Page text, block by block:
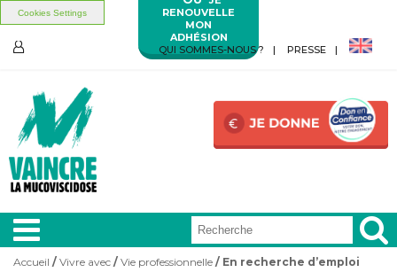
Cookies Settings
Aller au contenu principal
Aller au menu principal
RENOUVELLE
MON
ADHÉSION
QUI SOMMES-NOUS ?
PRESSE
Vous êtes ici
Accueil / Vivre avec / Vie professionnelle / En recherche d’emploi